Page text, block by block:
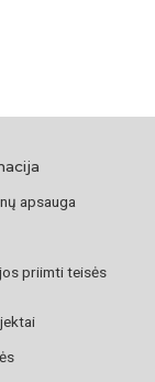
apsauga
priimti teisės